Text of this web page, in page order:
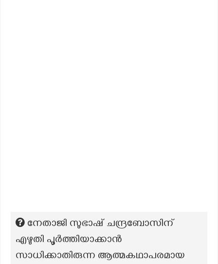
നേതാജി സുഭാഷ് ചന്ദ്രബോസിന്
എഴുതി പൂർത്തിയാക്കാൻ
സാധിക്കാതിരുന്ന ആത്മകഥാപരമായ